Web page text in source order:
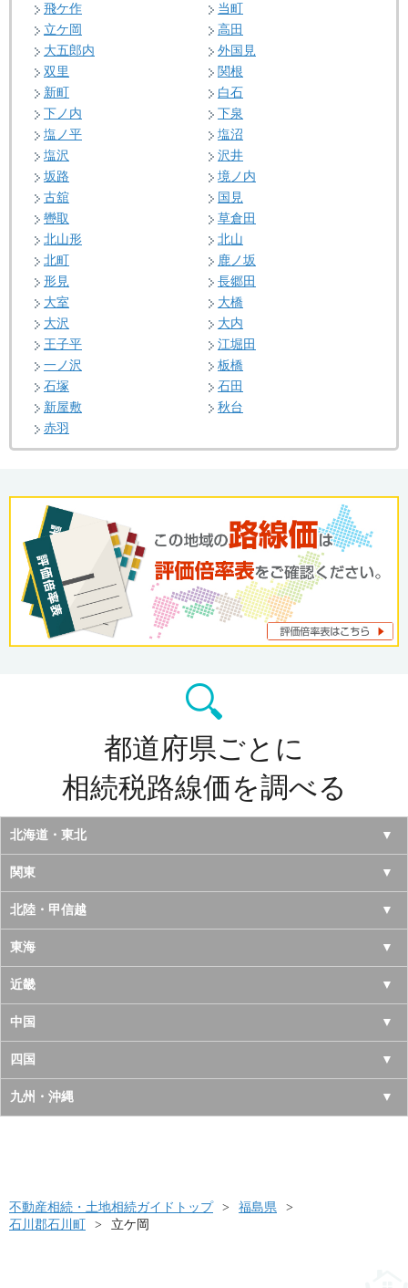
飛ケ作
当町
立ケ岡
高田
大五郎内
外国見
双里
関根
新町
白石
下ノ内
下泉
塩ノ平
塩沼
塩沢
沢井
坂路
境ノ内
古舘
国見
轡取
草倉田
北山形
北山
北町
鹿ノ坂
形見
長郷田
大室
大橋
大沢
大内
王子平
江堀田
一ノ沢
板橋
石塚
石田
新屋敷
秋台
赤羽
都道府県ごとに
相続税路線価を調べる
北海道・東北
北海道
青森県
岩手県
宮城県
秋田県
山形県
福島県
関東
東京都
神奈川県
千葉県
埼玉県
茨城県
栃木県
北陸・甲信越
山梨県
長野県
新潟県
富山県
石川県
東海
愛知県
岐阜県
三重県
静岡県
近畿
大阪府
京都府
兵庫県
和歌山県
中国
鳥取県
島根県
山口県
四国
徳島県
高知県
九州・沖縄
長崎県
不動産相続・土地相続ガイドトップ
福島県
石川郡石川町
立ケ岡